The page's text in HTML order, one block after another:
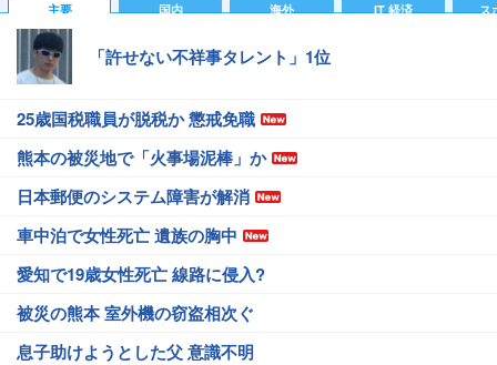
主要 国内 海外 IT 経済 ス
「許せない不祥事タレント」1位
25歳国税職員が脱税か 懲戒免職
熊本の被災地で「火事場泥棒」か
日本郵便のシステム障害が解消
車中泊で女性死亡 遺族の胸中
愛知で19歳女性死亡 線路に侵入?
被災の熊本 室外機の窃盗相次ぐ
息子助けようとした父 意識不明